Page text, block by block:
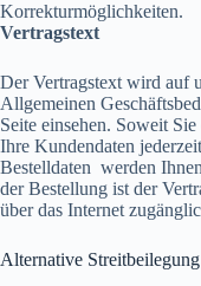
Korrekturmöglichkeiten.
Vertragstext
Der Vertragstext wird auf
Allgemeinen
Seite einsehen. Soweit
Ihre Kundendaten
Bestelldaten werden
der Bestellung ist der
über das Internet
Alternative